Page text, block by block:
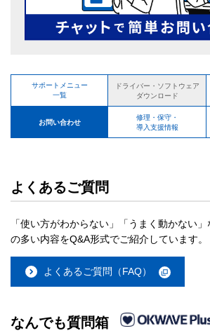
サポートメニュー
一覧
ドライバー・ソフトウェア
ダウンロード
お問い合わせ
修理・保守・
導入支援情報
よくあるご質問
「使い方がわからない」「うまく動かない
の多い内容をQ&A形式でご紹介しています。
よくあるご質問（FAQ）
なんでも質問箱